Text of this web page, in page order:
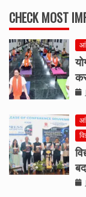
CHECK MOST